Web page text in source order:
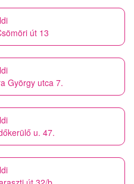
út 13
György utca 7.
u. 47.